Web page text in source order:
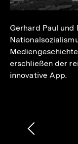
Gerhard Paul
erschließen der
innovative App.